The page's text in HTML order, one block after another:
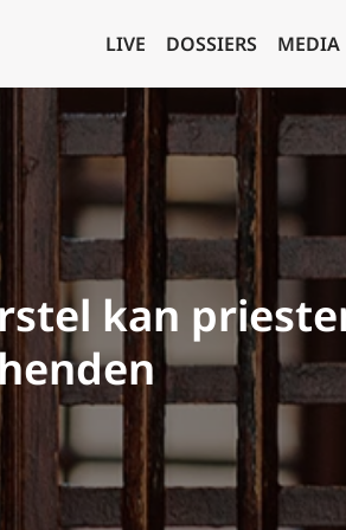
LIVE DOSSIERS MEDIA
kan